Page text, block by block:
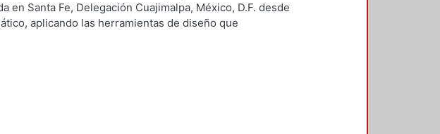
en Santa Fe, Delegación Cuajimalpa, México, D.F. desde
aplicando las herramientas de diseño que